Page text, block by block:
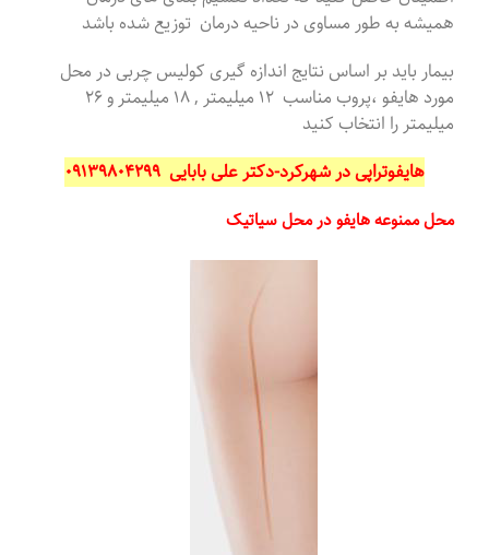
همیشه به طور مساوی در ناحیه درمان توزیع شده باشد
بیمار باید بر اساس نتایج اندازه گیری کولیس چربی در محل
مورد هایفو ،پروب مناسب ۱۲ میلیمتر , ۱۸ میلیمتر و ۲۶
میلیمتر را انتخاب کنید
هایفوتراپی در شهرکرد-دکتر علی بابایی ۰۹۱۳۹۸۰۴۲۹۹
محل ممنوعه هایفو در محل سیاتیک